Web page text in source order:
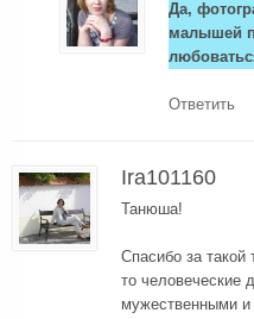
Да,
малышей
Ответить
Ira101160
Танюша!
Спасибо за такой
то человеческие
мужественными и